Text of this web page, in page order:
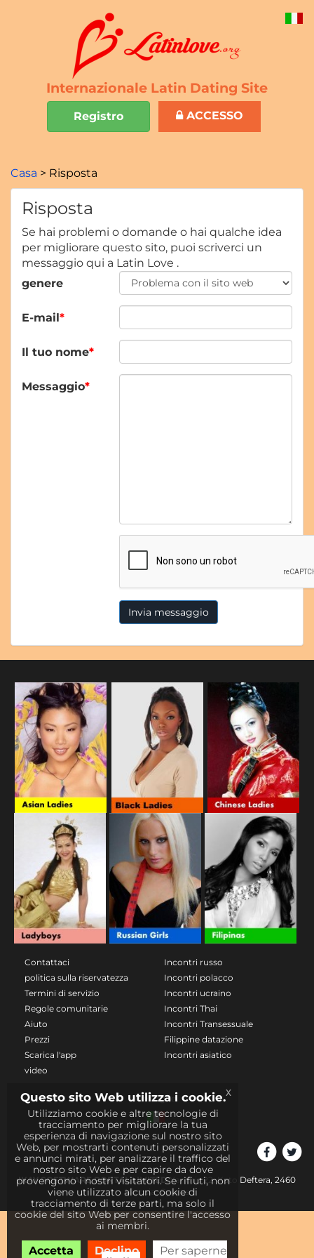
Internazionale Latin Dating Site
Registro ACCESSO
Casa Risposta
Risposta
Se hai problemi o domande o hai qualche idea
per migliorare questo sito, puoi scriverci un
messaggio qui a Latin Love .
genere
E-mail*
Il tuo nome*
Messaggio*
Invia messaggio
Contattaci
politica sulla riservatezza
Termini di servizio
Regole comunitarie
Aiuto
Prezzi
Scarica l'app
video
Incontri russo
Incontri polacco
Incontri ucraino
Incontri Thai
Incontri Transessuale
Filippine datazione
Incontri asiatico
Le lingue
IKAY SOFTWARE PORTAL LIMITEDXanthis 22, Kato Deftera, 2460
Nicosia, Cyprus
Questo sito Web utilizza i cookie.
Utilizziamo cookie e altre tecnologie di
tracciamento per migliorare la tua
esperienza di navigazione sul nostro sito
Web, per mostrarti contenuti personalizzati
e annunci mirati, per analizzare il traffico del
nostro sito Web e per capire da dove
provengono i nostri visitatori. Se rifiuti, non
viene utilizzato alcun cookie di
tracciamento di terze parti, ma solo il
cookie del sito Web per consentire l'accesso
ai membri.
Accetta Declino
Per saperne
x